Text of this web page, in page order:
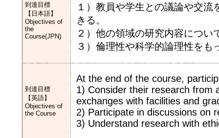
到達目標
【日本語】
Objectives of
the
Course(JPN)
１）教員や学生との議論や交
きる。
２）他の領域の研究内容につ
３）倫理性や科学的論理性を
到達目標
【英語】
Objectives of
the Course
At the end of the course,
1) Consider their research from
exchanges with facilities and
2) Participate in discussions on
3) Understand research with